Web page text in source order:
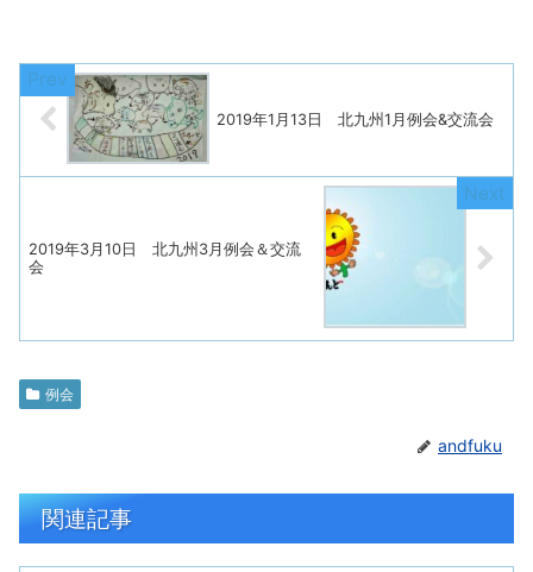
2019年1月13日 北九州1月例会&交流会
2019年3月10日 北九州3月例会＆交流
会
例会
andfuku
関連記事